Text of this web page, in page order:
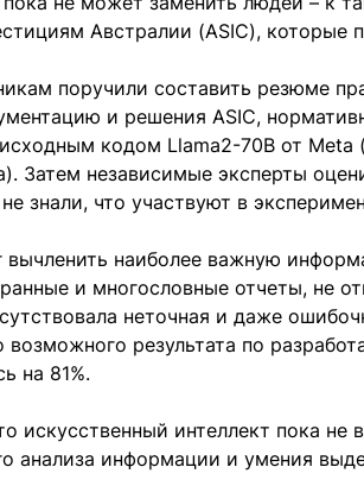
Австралии (ASIC), которые
поручили составить резюме
и решения ASIC,
кодом Llama2-70B от Meta
Затем независимые эксперты
знали, что участвуют в
вычленить наиболее важную
и многословные отчеты, не
неточная и даже
возможного результата по
на 81%.
искусственный интеллект пока
анализа информации и умения